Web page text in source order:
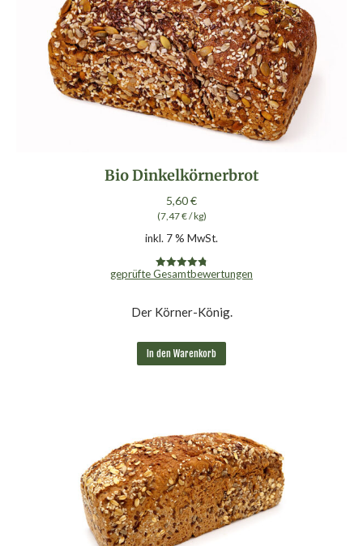
Bio Dinkelkörnerbrot
5,60€
(7,47€/kg)
inkl. 7 % MwSt.
Bewertet mit
geprüfte Gesamtbewertungen
Der Körner-König.
In den Warenkorb